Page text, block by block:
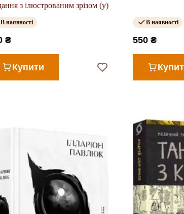
з ілюстрованим зрізом (у)
В наявності
₴
Купити
В наявності
550 ₴